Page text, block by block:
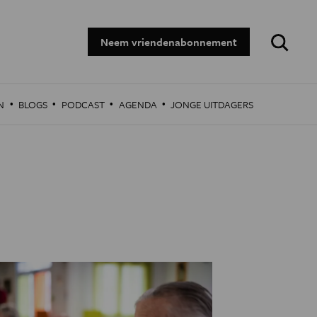
Neem vriendenabonnement
Zoeken:
· BLOGS · PODCAST · AGENDA · JONGE UITDAGERS